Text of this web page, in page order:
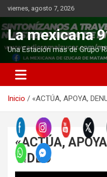
Saltar
al
contenido
viernes, agosto 7, 2026
La mexicana
Una Estación mas de Grupo
Inicio «ACTÚA, APOYA,
«ACTÚA,
VIDEO